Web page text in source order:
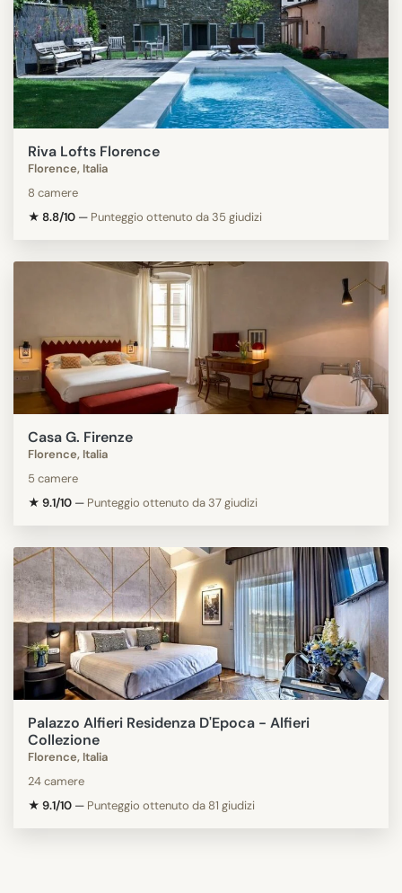
Riva Lofts Florence
Florence, Italia
8 camere
★ 8.8/10 — Punteggio ottenuto da 35 giudizi
Casa G. Firenze
Florence, Italia
5 camere
★ 9.1/10 — Punteggio ottenuto da 37 giudizi
Palazzo Alfieri Residenza D'Epoca - Alfieri
Collezione
Florence, Italia
24 camere
★ 9.1/10 — Punteggio ottenuto da 81 giudizi